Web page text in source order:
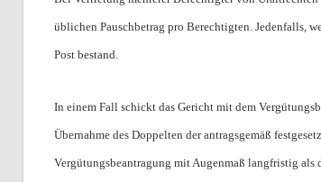
üblichen Pauschbetrag pro Berechtigten. Jedenfalls,
Post bestand.
In einem Fall schickt das Gericht mit dem
Übernahme des Doppelten der antragsgemäß
Vergütungsbeantragung mit Augenmaß langfristig als